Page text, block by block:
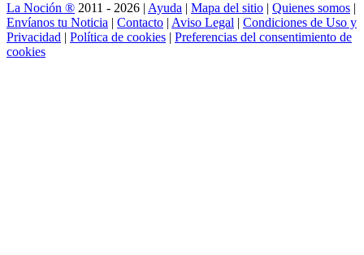
La Noción ® 2011 - 2026 | Ayuda | Mapa del sitio | Quienes somos |
Envíanos tu Noticia | Contacto | Aviso Legal | Condiciones de Uso y
Privacidad | Política de cookies | Preferencias del consentimiento de
cookies